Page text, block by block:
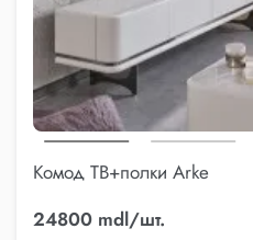
Комод ТВ+полки Arke
24800 mdl/шт.